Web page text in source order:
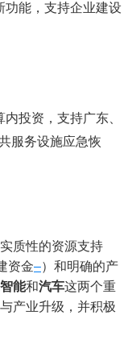
功能，支持企业建设
内投资，支持广东、
服务设施应急恢
质性的资源支持
资金–）和明确的产
能和汽车这两个重
产业升级，并积极